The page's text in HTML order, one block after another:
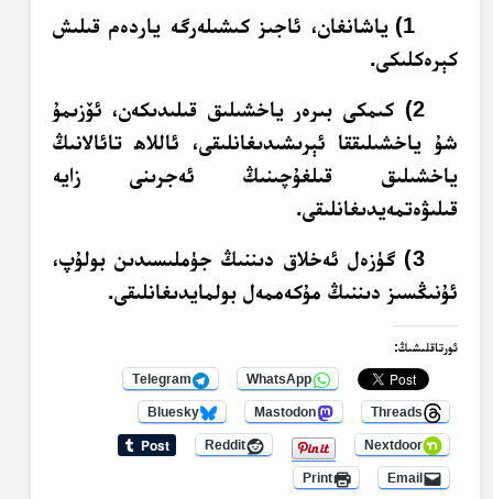
1) ياشانغان، ئاجىز كىشىلەرگە ياردەم قىلىش
كېرەكلىكى.
2) كىمكى بىرەر ياخشىلىق قىلىدىكەن، ئۆزىمۇ
شۇ ياخشىلىققا ئېرىشىدىغانلىقى، ئاللاھ تائالانىڭ
ياخشىلىق قىلغۇچىنىڭ ئەجرىنى زايە
قىلىۋەتمەيدىغانلىقى.
3) گۈزەل ئەخلاق دىننىڭ جۈملىسىدىن بولۇپ،
ئۇنىڭسىز دىننىڭ مۇكەممەل بولمايدىغانلىقى.
ئورتاقلىشىڭ:
WhatsApp
Telegram
Threads
Mastodon
Bluesky
Nextdoor
Reddit
Email
Print